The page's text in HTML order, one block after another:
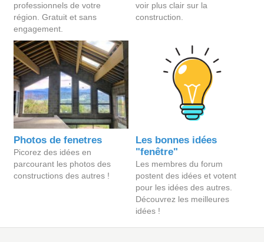
professionnels de votre
région. Gratuit et sans
engagement.
voir plus clair sur la
construction.
Photos de fenetres
Picorez des idées en
parcourant les photos des
constructions des autres !
Les bonnes idées
"fenêtre"
Les membres du forum
postent des idées et votent
pour les idées des autres.
Découvrez les meilleures
idées !